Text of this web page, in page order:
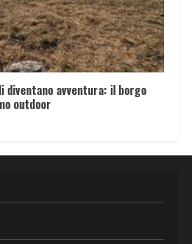
diventano avventura: il borgo
outdoor